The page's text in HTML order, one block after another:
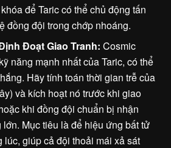
để Taric có thể chủ động tấn
đồng đội trong chớp nhoáng.
Đoạt Giao Tranh: Cosmic
năng mạnh nhất của Taric, có thể
Hãy tính toán thời gian trễ của
và kích hoạt nó trước khi giao
khi đồng đội chuẩn bị nhận
Mục tiêu là để hiệu ứng bất tử
lúc, giúp cả đội thoải mái xả sát